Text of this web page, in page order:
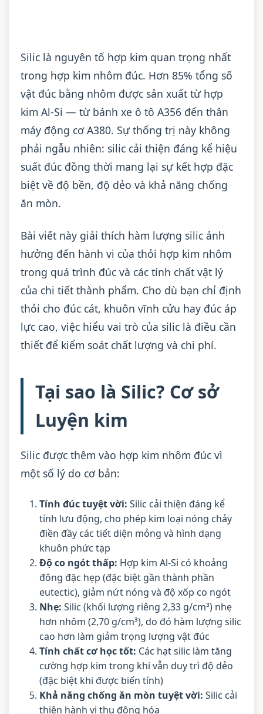
Silic là nguyên tố hợp kim quan trọng nhất
trong hợp kim nhôm đúc. Hơn 85% tổng số
vật đúc bằng nhôm được sản xuất từ hợp
kim Al-Si — từ bánh xe ô tô A356 đến thân
máy động cơ A380. Sự thống trị này không
phải ngẫu nhiên: silic cải thiện đáng kể hiệu
suất đúc đồng thời mang lại sự kết hợp đặc
biệt về độ bền, độ dẻo và khả năng chống
ăn mòn.
Bài viết này giải thích hàm lượng silic ảnh
hưởng đến hành vi của thỏi hợp kim nhôm
trong quá trình đúc và các tính chất vật lý
của chi tiết thành phẩm. Cho dù bạn chỉ định
thỏi cho đúc cát, khuôn vĩnh cửu hay đúc áp
lực cao, việc hiểu vai trò của silic là điều cần
thiết để kiểm soát chất lượng và chi phí.
Tại sao là Silic? Cơ sở
Luyện kim
Silic được thêm vào hợp kim nhôm đúc vì
một số lý do cơ bản:
Tính đúc tuyệt vời: Silic cải thiện đáng kể
tính lưu động, cho phép kim loại nóng chảy
điền đầy các tiết diện mỏng và hình dạng
khuôn phức tạp
Độ co ngót thấp: Hợp kim Al-Si có khoảng
đông đặc hẹp (đặc biệt gần thành phần
eutectic), giảm nứt nóng và độ xốp co ngót
Nhẹ: Silic (khối lượng riêng 2,33 g/cm³) nhẹ
hơn nhôm (2,70 g/cm³), do đó hàm lượng silic
cao hơn làm giảm trọng lượng vật đúc
Tính chất cơ học tốt: Các hạt silic làm tăng
cường hợp kim trong khi vẫn duy trì độ dẻo
(đặc biệt khi được biến tính)
Khả năng chống ăn mòn tuyệt vời: Silic cải
thiện hành vi thụ động hóa